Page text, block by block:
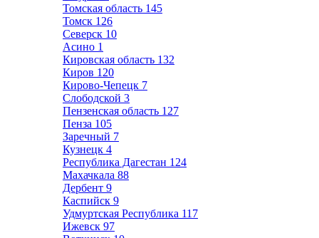
Томская область 145
Томск 126
Северск 10
Асино 1
Кировская область 132
Киров 120
Кирово-Чепецк 7
Слободской 3
Пензенская область 127
Пенза 105
Заречный 7
Кузнецк 4
Республика Дагестан 124
Махачкала 88
Дербент 9
Каспийск 9
Удмуртская Республика 117
Ижевск 97